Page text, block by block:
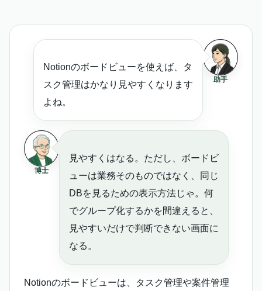
助手
Notionのボードビューを使えば、タ
スク管理はかなり見やすくなります
よね。
博士
見やすくはなる。ただし、ボードビ
ューは業務そのものではなく、同じ
DBを見るための表示方法じゃ。何
でグループ化するかを間違えると、
見やすいだけで判断できない画面に
なる。
Notionのボードビューは、タスク管理や案件管理